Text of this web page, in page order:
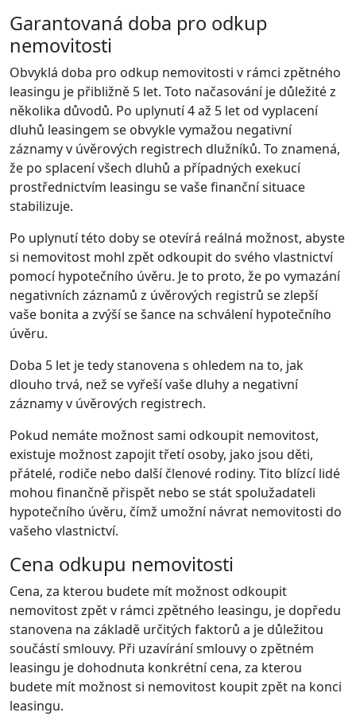
Garantovaná doba pro odkup
nemovitosti
Obvyklá doba pro odkup nemovitosti v rámci zpětného
leasingu je přibližně 5 let. Toto načasování je důležité z
několika důvodů. Po uplynutí 4 až 5 let od vyplacení
dluhů leasingem se obvykle vymažou negativní
záznamy v úvěrových registrech dlužníků. To znamená,
že po splacení všech dluhů a případných exekucí
prostřednictvím leasingu se vaše finanční situace
stabilizuje.
Po uplynutí této doby se otevírá reálná možnost, abyste
si nemovitost mohl zpět odkoupit do svého vlastnictví
pomocí hypotečního úvěru. Je to proto, že po vymazání
negativních záznamů z úvěrových registrů se zlepší
vaše bonita a zvýší se šance na schválení hypotečního
úvěru.
Doba 5 let je tedy stanovena s ohledem na to, jak
dlouho trvá, než se vyřeší vaše dluhy a negativní
záznamy v úvěrových registrech.
Pokud nemáte možnost sami odkoupit nemovitost,
existuje možnost zapojit třetí osoby, jako jsou děti,
přátelé, rodiče nebo další členové rodiny. Tito blízcí lidé
mohou finančně přispět nebo se stát spolužadateli
hypotečního úvěru, čímž umožní návrat nemovitosti do
vašeho vlastnictví.
Cena odkupu nemovitosti
Cena, za kterou budete mít možnost odkoupit
nemovitost zpět v rámci zpětného leasingu, je dopředu
stanovena na základě určitých faktorů a je důležitou
součástí smlouvy. Při uzavírání smlouvy o zpětném
leasingu je dohodnuta konkrétní cena, za kterou
budete mít možnost si nemovitost koupit zpět na konci
leasingu.